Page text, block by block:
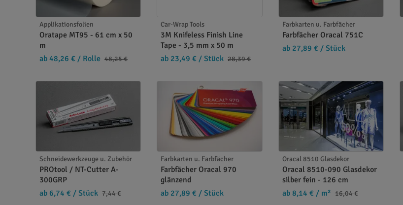
Applikationsfolien
Oratape MT95 - 61 cm x 50
m
ab 48,26 € / Rolle 48,25 €
Car-Wrap Tools
3M Knifeless Finish Line
Tape - 3,5 mm x 50 m
ab 23,49 € / Stück 28,39 €
Farbkarten u. Farbfächer
Farbfächer Oracal 751C
ab 27,89 € / Stück
Schneidewerkzeuge u. Zubehör
PROtool / NT-Cutter A-
300GRP
ab 6,74 € / Stück 7,44 €
Farbkarten u. Farbfächer
Farbfächer Oracal 970
glänzend
ab 27,89 € / Stück
Oracal 8510 Glasdekor
Oracal 8510-090 Glasdekor
silber fein - 126 cm
ab 8,14 € / m² 16,04 €